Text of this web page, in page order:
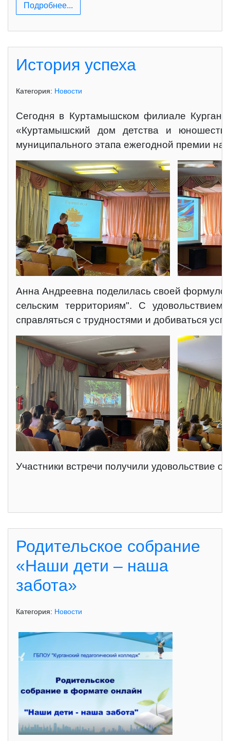
Подробнее...
История успехa
Категория: Новости
Сегодня в Куртамышском филиале
«Куртамышский дом детства и
муниципального этапа ежегодной премии
Анна Андреевна поделилась своей
сельским территориям". С
справляться с трудностями и добиваться
Участники встречи получили удовольствие
Родительское собрание
«Наши дети – наша
забота»
Категория: Новости